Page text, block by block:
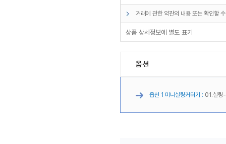
거래에 관한 약관의 내용 또는 확인할
상품 상세정보에 별도 표기
옵션
옵션 1 미니실링커터기 : 01.실링